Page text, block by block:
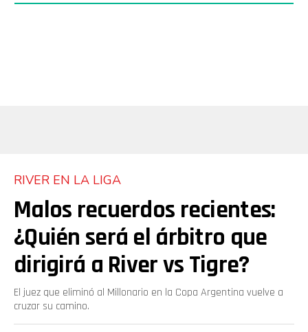
RIVER EN LA LIGA
Malos recuerdos recientes:
¿Quién será el árbitro que
dirigirá a River vs Tigre?
El juez que eliminó al Millonario en la Copa Argentina vuelve a
cruzar su camino.